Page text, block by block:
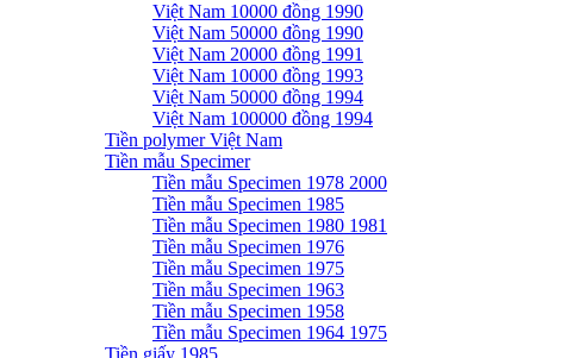
Việt Nam 10000 đồng 1990
Việt Nam 50000 đồng 1990
Việt Nam 20000 đồng 1991
Việt Nam 10000 đồng 1993
Việt Nam 50000 đồng 1994
Việt Nam 100000 đồng 1994
Tiền polymer Việt Nam
Tiền mẫu Specimer
Tiền mẫu Specimen 1978 2000
Tiền mẫu Specimen 1985
Tiền mẫu Specimen 1980 1981
Tiền mẫu Specimen 1976
Tiền mẫu Specimen 1975
Tiền mẫu Specimen 1963
Tiền mẫu Specimen 1958
Tiền mẫu Specimen 1964 1975
Tiền giấy 1985